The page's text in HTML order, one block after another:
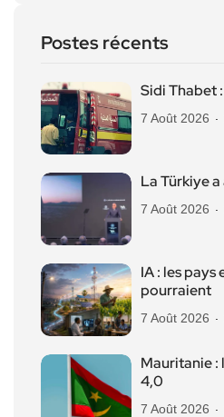
Postes récents
Sidi Thabet
7 Août 2026
La Türkiye
7 Août 2026
IA : les
pourraient
7 Août 2026
Mauritanie :
4,0
7 Août 2026